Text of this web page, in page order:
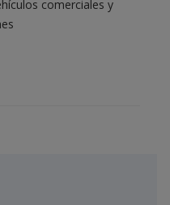
comerciales y